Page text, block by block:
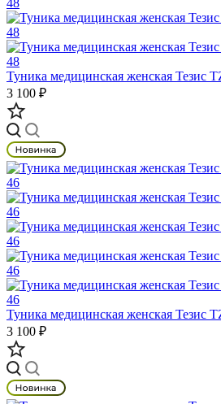
Туника медицинская женская Тезис
3 100 ₽
Туника медицинская женская Тезис
3 100 ₽